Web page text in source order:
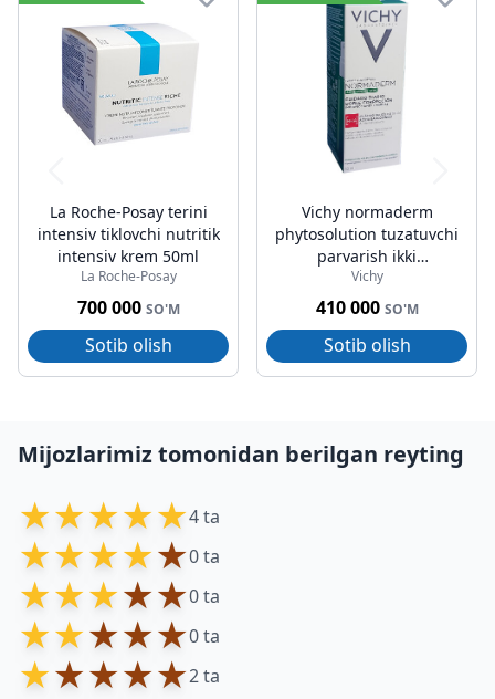
La Roche-Posay terini
intensiv tiklovchi nutritik
intensiv krem 50ml
La Roche-Posay
700 000 SO'M
Sotib olish
Vichy normaderm
phytosolution tuzatuvchi
parvarish ikki
tomonlama 50ml
Vichy
410 000 SO'M
Sotib olish
Mijozlarimiz tomonidan berilgan reyting
★★★★★4 ta
★★★★★0 ta
★★★★★0 ta
★★★★★0 ta
★★★★★2 ta